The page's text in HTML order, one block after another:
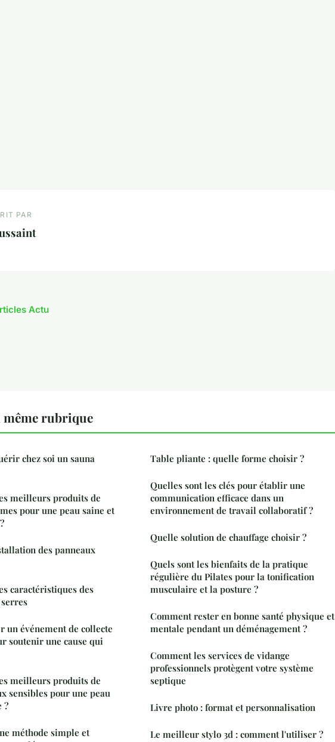
PAR
Actu
rubrique
chez soi un sauna
meilleurs produits de
pour une peau saine et
des panneaux
caractéristiques des
un événement de collecte
soutenir une cause qui
meilleurs produits de
sensibles pour une peau
?
méthode simple et
Table pliante : quelle forme choisir ?
Quelles sont les clés pour établir une
communication efficace dans un
environnement de travail collaboratif ?
Quelle solution de chauffage choisir ?
Quels sont les bienfaits de la pratique
régulière du Pilates pour la tonification
musculaire et la posture ?
Comment rester en bonne santé physique et
mentale pendant un déménagement ?
Comment les services de vidange
professionnels protègent votre système
septique
Livre photo : format et personnalisation
Le meilleur stylo 3d : comment l'utiliser ?